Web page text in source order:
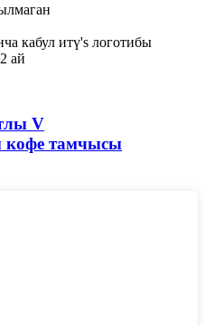
кабул итү's логотибы
ай
V
кофе тамчысы